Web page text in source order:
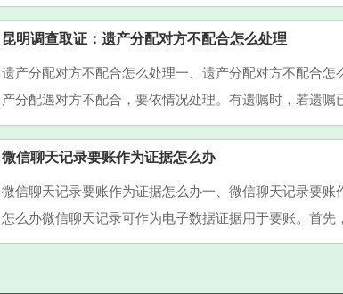
确界定，如在一审庭审结束后新发现的证据，或当事人在
期限届满前申请调查取证未···
昆明调查取证：遗产分配对方不配合怎么处理
遗产分配对方不配合怎么处理一、遗产分配对方不配合怎
产分配遇对方不配合，要依情况处理。有遗嘱时，若遗嘱
配方式，但对方不配合，遗嘱执行人或继承人能向法院起
院确认遗嘱效力，要求对方依···
微信聊天记录要账作为证据怎么办
微信聊天记录要账作为证据怎么办一、微信聊天记录要账
怎么办微信聊天记录可作为电子数据证据用于要账。首先
聊天记录的完整性和真实性，不能对其进行删减或篡改，